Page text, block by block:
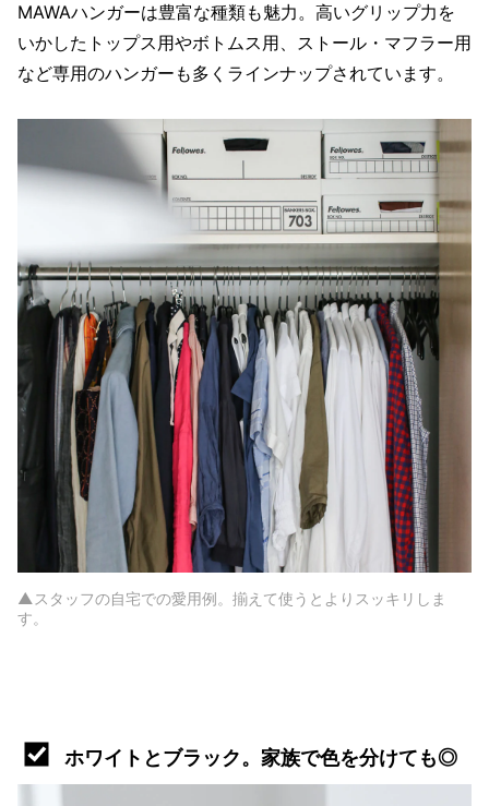
MAWAハンガーは豊富な種類も魅力。高いグリップ力を
いかしたトップス用やボトムス用、ストール・マフラー用
など専用のハンガーも多くラインナップされています。
▲スタッフの自宅での愛用例。揃えて使うとよりスッキリしま
す。
ホワイトとブラック。家族で色を分けても◎